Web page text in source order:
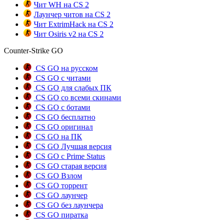
Чит WH на CS 2
Лаунчер читов на CS 2
Чит ExtrimHack на CS 2
Чит Osiris v2 на CS 2
Counter-Strike GO
CS GO на русском
CS GO с читами
CS GO для слабых ПК
CS GO со всеми скинами
CS GO с ботами
CS GO бесплатно
CS GO оригинал
CS GO на ПК
CS GO Лучшая версия
CS GO с Prime Status
CS GO старая версия
CS GO Взлом
CS GO торрент
CS GO лаунчер
CS GO без лаунчера
CS GO пиратка